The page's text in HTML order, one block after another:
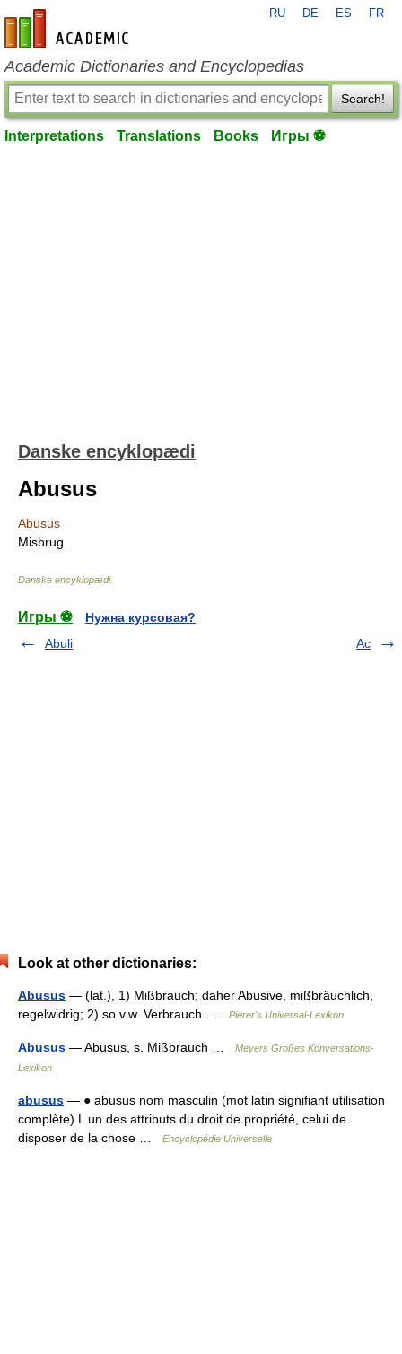
en-academic.com
RU DE ES FR
Academic Dictionaries and Encyclopedias
Search!
Interpretations Translations Books Игры ⚽
Danske encyklopædi
Abusus
Abusus
Misbrug.
Danske encyklopædi.
Игры ⚽
Нужна курсовая?
Abuli
Ac
Look at other dictionaries:
Abusus — (lat.), 1) Mißbrauch; daher Abusive, mißbräuchlich,
regelwidrig; 2) so v.w. Verbrauch …
Pierer's Universal-Lexikon
Abūsus — Abūsus, s. Mißbrauch …
Meyers Großes Konversations-
Lexikon
abusus — ● abusus nom masculin (mot latin signifiant utilisation
complète) L un des attributs du droit de propriété, celui de
disposer de la chose …
Encyclopédie Universelle